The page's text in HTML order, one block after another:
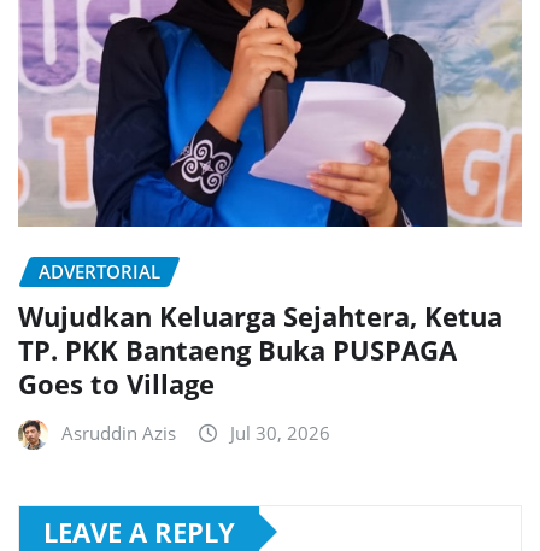
ADVERTORIAL
Wujudkan Keluarga Sejahtera, Ketua
TP. PKK Bantaeng Buka PUSPAGA
Goes to Village
Asruddin Azis Jul 30, 2026
LEAVE A REPLY